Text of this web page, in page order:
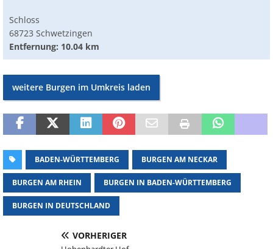
Schloss
68723 Schwetzingen
Entfernung: 10.04 km
weitere Burgen im Umkreis laden
BADEN-WÜRTTEMBERG BURGEN AM NECKAR
BURGEN AM RHEIN BURGEN IN BADEN-WÜRTTEMBERG
BURGEN IN DEUTSCHLAND
VORHERIGER